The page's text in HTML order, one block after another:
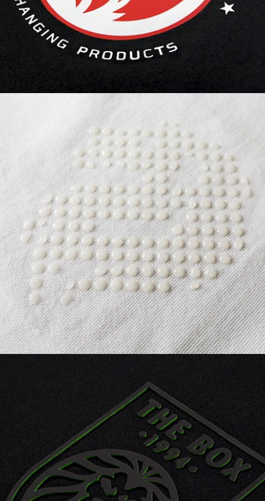
3D SILICONE | MICRO offre des
propriétés antidérapantes pour les
chaussettes et les gants, faisant de
vos textiles ordinaires des produits
fonctionnels.
3D SILICONE | SIDE COLOUR offre la possibilité
d’ajouter une couleur différente sur la tranche